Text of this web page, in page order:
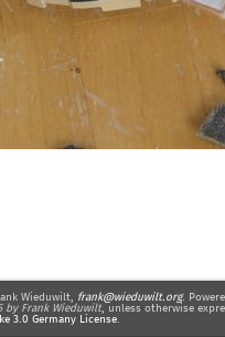
Wieduwilt, frank@wieduwilt.org.
by Frank Wieduwilt , unless otherwise
3.0 Germany License